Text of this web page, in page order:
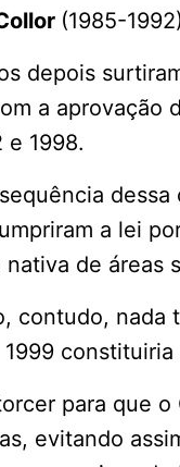
(1985-
depois
a aprovação
e 1998.
a lei
de áreas
contudo, nada
para que
evitando